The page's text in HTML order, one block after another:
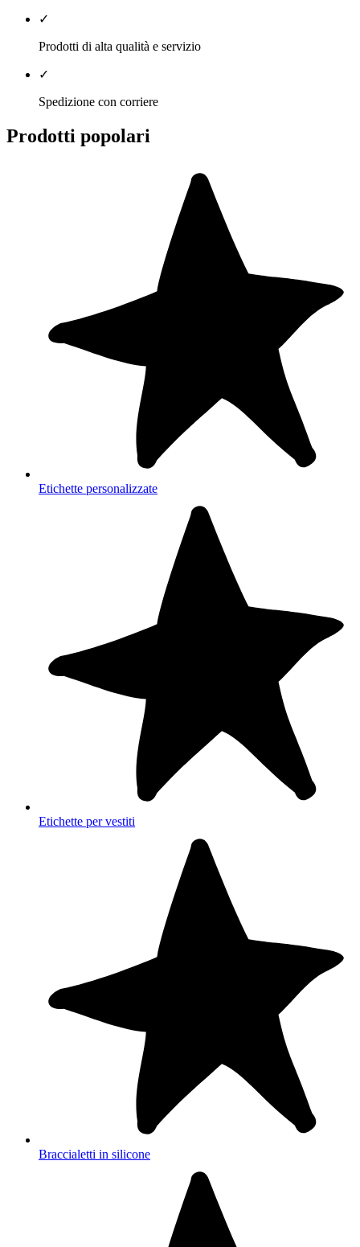
✓
Prodotti di alta qualità e servizio
✓
Spedizione con corriere
Prodotti popolari
Etichette personalizzate
Etichette per vestiti
Braccialetti in silicone